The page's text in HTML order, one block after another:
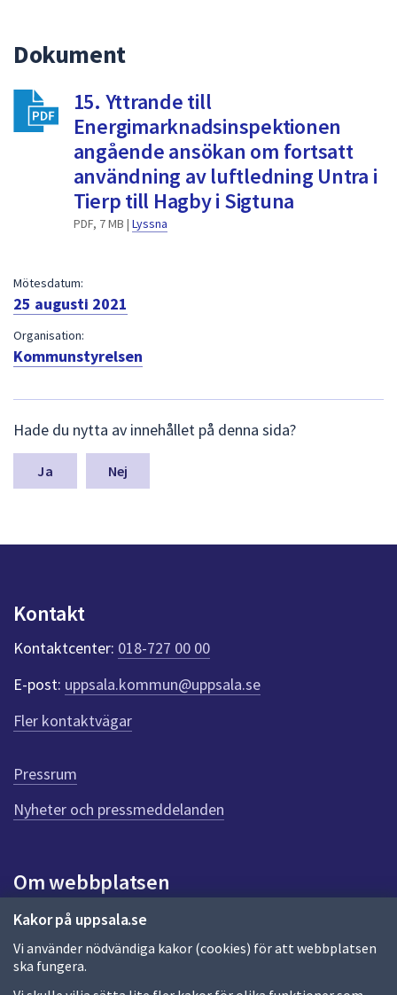
att
välja
något
av
dem.
Kakor på uppsala.se
Vi använder nödvändiga kakor (cookies) för att webbplatsen
ska fungera.
Dokument
15. Yttrande till
Energimarknadsinspektionen
angående ansökan om fortsatt
användning av luftledning Untra i
Tierp till Hagby i Sigtuna
PDF, 7 MB | Lyssna
Mötesdatum:
25 augusti 2021
Organisation:
Kommunstyrelsen
ä
m
a
n
k
t
e
r
f
ö
r
e
n
n
a
d
a
Hade du nytta av innehållet på denna sida?
Nej
Kontakt
Kontaktcenter: 018-727 00 00
E-post: uppsala.kommun@uppsala.se
Fler kontaktvägar
Pressrum
Nyheter och pressmeddelanden
Om webbplatsen
Om webbplatsen
Allmänna handlingar och diarium
Behandling av personuppgifter